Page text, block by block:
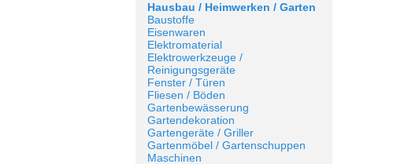
Hausbau / Heimwerken / Garten
Baustoffe
Eisenwaren
Elektromaterial
Elektrowerkzeuge /
Reinigungsgeräte
Fenster / Türen
Fliesen / Böden
Gartenbewässerung
Gartendekoration
Gartengeräte / Griller
Gartenmöbel / Gartenschuppen
Maschinen